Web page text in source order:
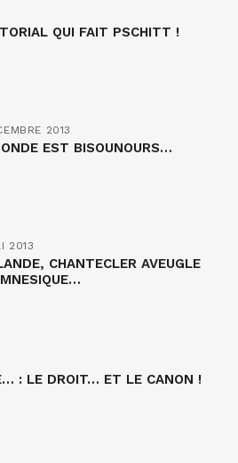
QUI FAIT PSCHITT !
2013
EST BISOUNOURS…
2013
CHANTECLER AVEUGLE
: LE DROIT… ET LE CANON !